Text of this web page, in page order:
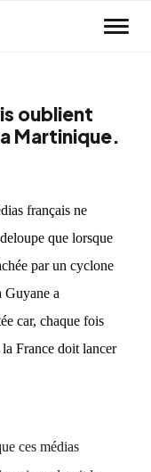
oublient
Martinique.
français ne
que lorsque
par un cyclone
Guyane a
car, chaque fois
France doit lancer
ces médias